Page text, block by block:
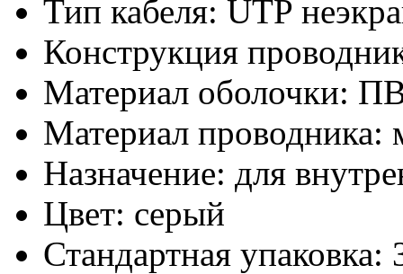
Тип кабеля: UTP
Конструкция
Материал оболочки:
Материал проводника:
Назначение: для
Цвет: серый
Стандартная упаковка: